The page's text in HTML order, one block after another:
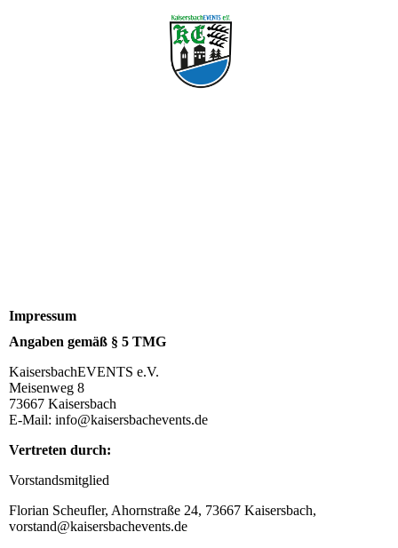
Impressum
Angaben gemäß § 5 TMG
KaisersbachEVENTS e.V.
Meisenweg 8
73667 Kaisersbach
E-Mail: info@kaisersbachevents.de
Vertreten durch:
Vorstandsmitglied
Florian Scheufler, Ahornstraße 24, 73667 Kaisersbach,
vorstand@kaisersbachevents.de